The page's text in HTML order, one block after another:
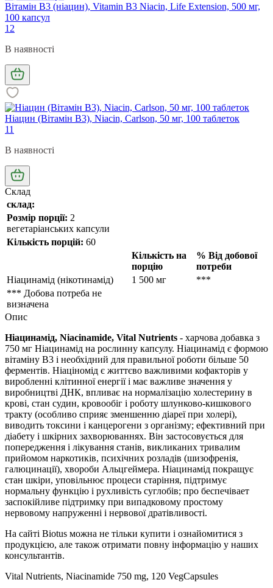
Вітамін В3 (ніацин), Vitamin B3 Niacin, Life Extension, 500 мг,
100 капсул
12
В наявності
Ніацин (Вітамін В3), Niacin, Carlson, 50 мг, 100 таблеток
11
В наявності
Склад
склад:
Розмір порції: 2
вегетаріанських капсули
Кількість порцій: 60
Кількість на
порцію
% Від добової
потреби
Ніацинамід (нікотинамід)
1 500 мг
***
*** Добова потреба не
визначена
Опис
Ніацинамід, Niacinamide, Vital Nutrients - харчова добавка з
750 мг Ніацинамід на рослинну капсулу. Ніацинамід є формою
вітаміну B3 і необхідний для правильної роботи більше 50
ферментів. Ніаціномід є життєво важливими кофакторів у
виробленні клітинної енергії і має важливе значення у
виробництві ДНК, впливає на нормалізацію холестерину в
крові, стан судин, кровообіг і роботу шлунково-кишкового
тракту (особливо сприяє зменшенню діареї при холері),
виводить токсини і канцерогени з організму; ефективний при
діабету і шкірних захворюваннях. Він застосовується для
попередження і лікування станів, викликаних тривалим
прийомом наркотиків, психічних розладів (шизофренія,
галюцинації), хвороби Альцгеймера. Ніацинамід покращує
стан шкіри, уповільнює процеси старіння, підтримує
нормальну функцію і рухливість суглобів; про беспечівает
заспокійливе підтримку при випадковому простому
нервовому напруженні і нервової дратівливості.
На сайті Biotus можна не тільки купити і ознайомитися з
продукцією, але також отримати повну інформацію у наших
консультантів.
Vital Nutrients, Niacinamide 750 mg, 120 VegCapsules